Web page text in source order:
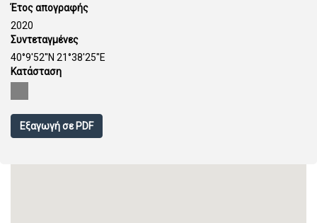
Έτος απογραφής
2020
Συντεταγμένες
40°9'52''N 21°38'25''E
Κατάσταση
Εξαγωγή σε PDF